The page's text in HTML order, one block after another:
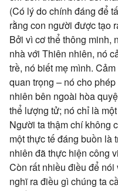
(Có lý do chính đáng để
rằng con người được tạo
Bởi vì cơ thể thông minh,
nhà với Thiên nhiên, nó
trề, nó biết mẹ mình.
quan trọng – nó cho
nhiên bên ngoài hòa
thể lượng tử; nó chỉ là
Người ta thậm chí không
một thực tế đáng buồn là
nhiên đã thực hiện công
Còn rất nhiều điều để
nghĩ ra điều gì chúng ta